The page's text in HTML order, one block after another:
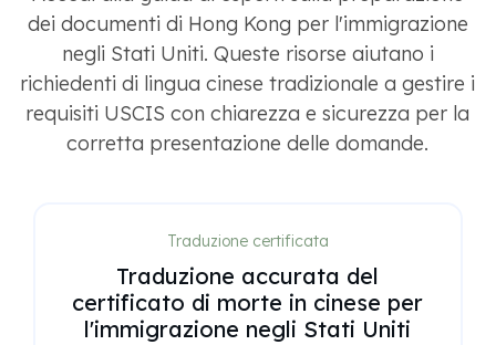
dei documenti di Hong Kong per l'immigrazione
negli Stati Uniti. Queste risorse aiutano i
richiedenti di lingua cinese tradizionale a gestire i
requisiti USCIS con chiarezza e sicurezza per la
corretta presentazione delle domande.
Traduzione certificata
Traduzione accurata del
certificato di morte in cinese per
l'immigrazione negli Stati Uniti